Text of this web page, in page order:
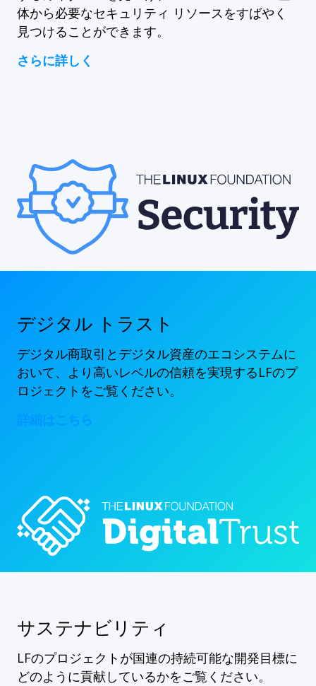
体から必要なセキュリティ リソースをすばやく
見つけることができます。
さらに詳しく
デジタル トラスト
デジタル商取引とデジタル資産のエコシステムに
おいて、より高いレベルの信頼を実現するLFのプ
ロジェクトをご覧ください。
詳細はこちら
サステナビリティ
LFのプロジェクトが国連の持続可能な開発目標に
どのように貢献しているかをご覧ください。